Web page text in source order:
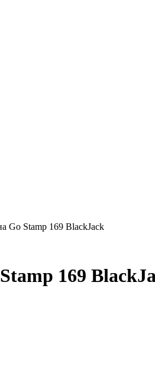
Go Stamp 169 BlackJack
169